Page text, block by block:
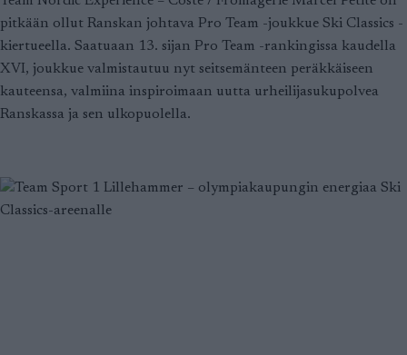
pitkään ollut Ranskan johtava Pro Team -joukkue Ski Classics -
kiertueella. Saatuaan 13. sijan Pro Team -rankingissa kaudella
XVI, joukkue valmistautuu nyt seitsemänteen peräkkäiseen
kauteensa, valmiina inspiroimaan uutta urheilijasukupolvea
Ranskassa ja sen ulkopuolella.